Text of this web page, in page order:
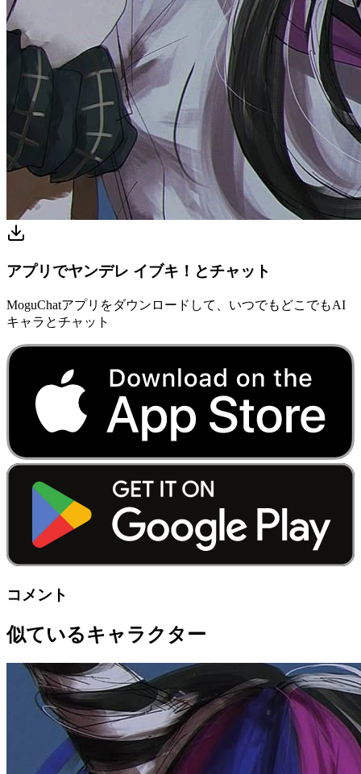
アプリでヤンデレ イブキ！とチャット
MoguChatアプリをダウンロードして、いつでもどこでもAI
キャラとチャット
コメント
似ているキャラクター